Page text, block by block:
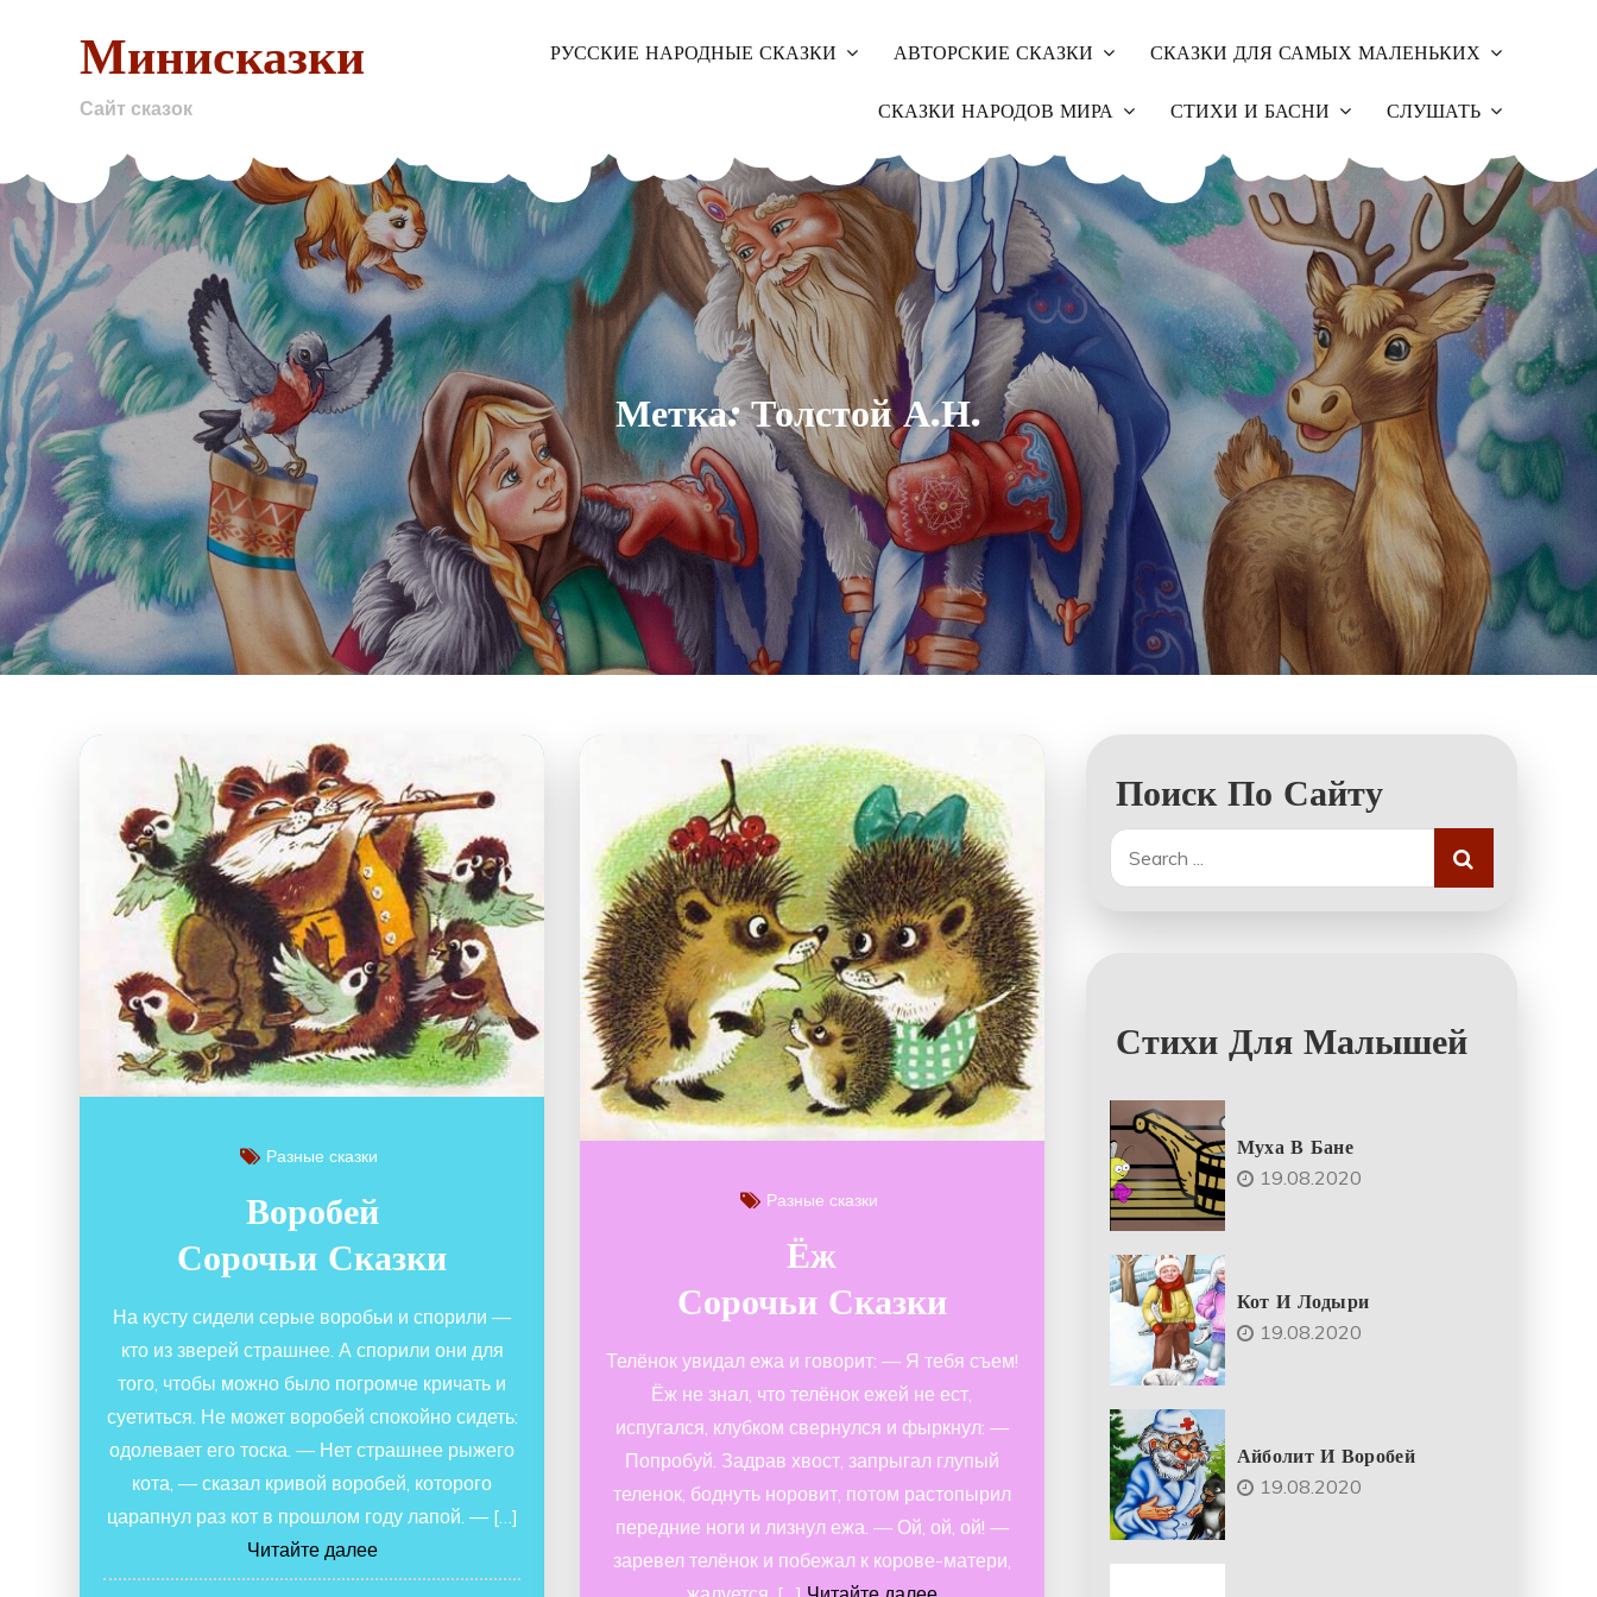
Минисказки
Сайт сказок
РУССКИЕ НАРОДНЫЕ СКАЗКИ АВТОРСКИЕ СКАЗКИ СКАЗКИ ДЛЯ САМЫХ МАЛЕНЬКИХ
СКАЗКИ НАРОДОВ МИРА СТИХИ И БАСНИ СЛУШАТЬ
Метка: Толстой А.Н.
Разные сказки
Воробей
Сорочьи Сказки
На кусту сидели серые воробьи и спорили —
кто из зверей страшнее. А спорили они для
того, чтобы можно было погромче кричать и
суетиться. Не может воробей спокойно сидеть:
одолевает его тоска. — Нет страшнее рыжего
кота, — сказал кривой воробей, которого
царапнул раз кот в прошлом году лапой. — […]
Читайте далее
Разные сказки
Ёж
Сорочьи Сказки
Телёнок увидал ежа и говорит: — Я тебя съем!
Ёж не знал, что телёнок ежей не ест,
испугался, клубком свернулся и фыркнул: —
Попробуй. Задрав хвост, запрыгал глупый
теленок, боднуть норовит, потом растопырил
передние ноги и лизнул ежа. — Ой, ой, ой! —
заревел телёнок и побежал к корове-матери,
Поиск По Сайту
Search
for:
Стихи Для Малышей
Муха В Бане
19.08.2020
Кот И Лодыри
19.08.2020
Айболит И Воробей
19.08.2020